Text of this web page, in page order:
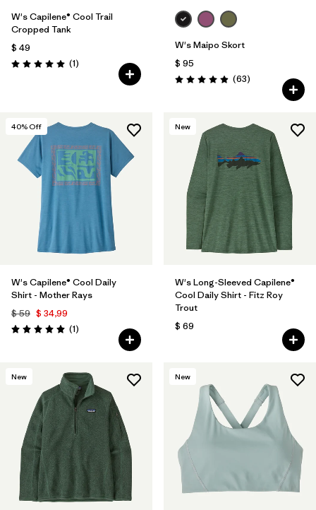
W's Capilene® Cool Trail
Cropped Tank
$ 49
Valoración: 5.0 / 5
(1Comentarios
)
W's Maipo Skort
$ 95
Valoración: 4.9 / 5
(63Comentarios
)
40% Off
W's Capilene® Cool Daily
Shirt - Mother Rays
$ 59 $ 34,99
Valoración: 5.0 / 5
(1Comentarios
)
New
W's Long-Sleeved Capilene®
Cool Daily Shirt - Fitz Roy
Trout
$ 69
New New